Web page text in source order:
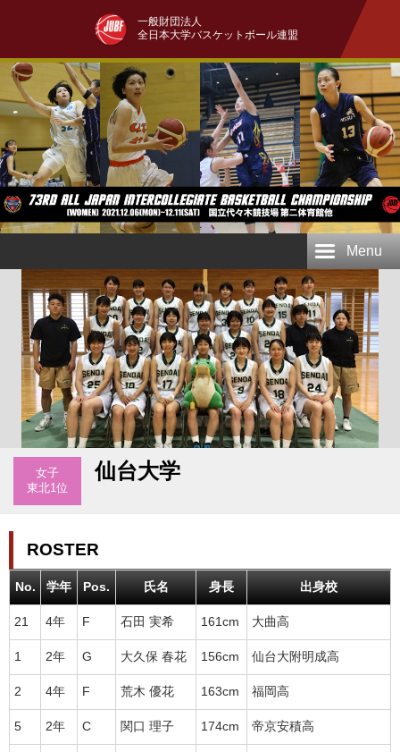
一般財団法人
全日本大学バスケットボール連盟
Menu
女子
東北1位
仙台大学
ROSTER
No. 学年 Pos. 氏名 身長 出身校
21 4年 F 石田 実希 161cm 大曲高
1 2年 G 大久保 春花 156cm 仙台大附明成高
2 4年 F 荒木 優花 163cm 福岡高
5 2年 C 関口 理子 174cm 帝京安積高